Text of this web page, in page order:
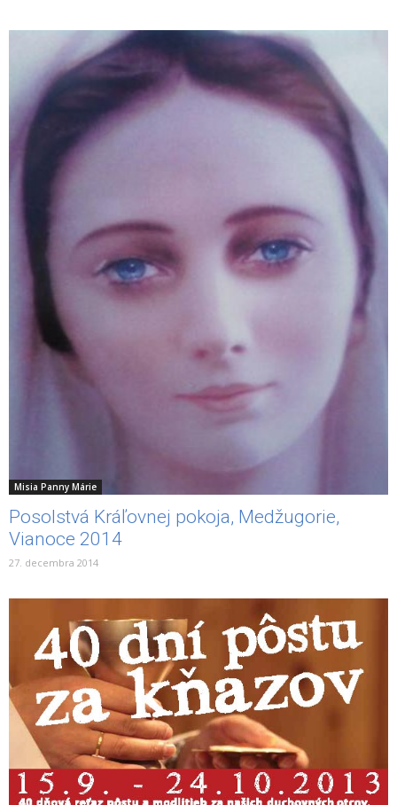
Misia Panny Márie
Posolstvá Kráľovnej pokoja, Medžugorie,
Vianoce 2014
27. decembra 2014